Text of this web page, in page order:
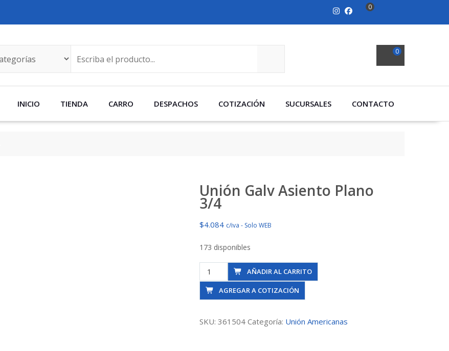
0
0
INICIO TIENDA CARRO DESPACHOS COTIZACIÓN SUCURSALES CONTACTO
Unión Galv Asiento Plano
3/4
$4.084 c/iva - Solo WEB
173 disponibles
Unión
Galv
Asiento
3/4
AÑADIR AL CARRITO
AGREGAR A COTIZACIÓN
SKU:361504 Categoría: Unión Americanas